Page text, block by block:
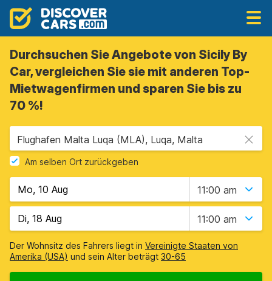
Durchsuchen Sie Angebote von Sicily By
Car, vergleichen Sie sie mit anderen Top-
Mietwagenfirmen und sparen Sie bis zu
70 %!
Flughafen Malta Luqa (MLA), Luqa, Malta
Am selben Ort zurückgeben
11:00 am
11:00 am
Der Wohnsitz des Fahrers liegt in Vereinigte Staaten von
Amerika (USA) und sein Alter beträgt 30-65